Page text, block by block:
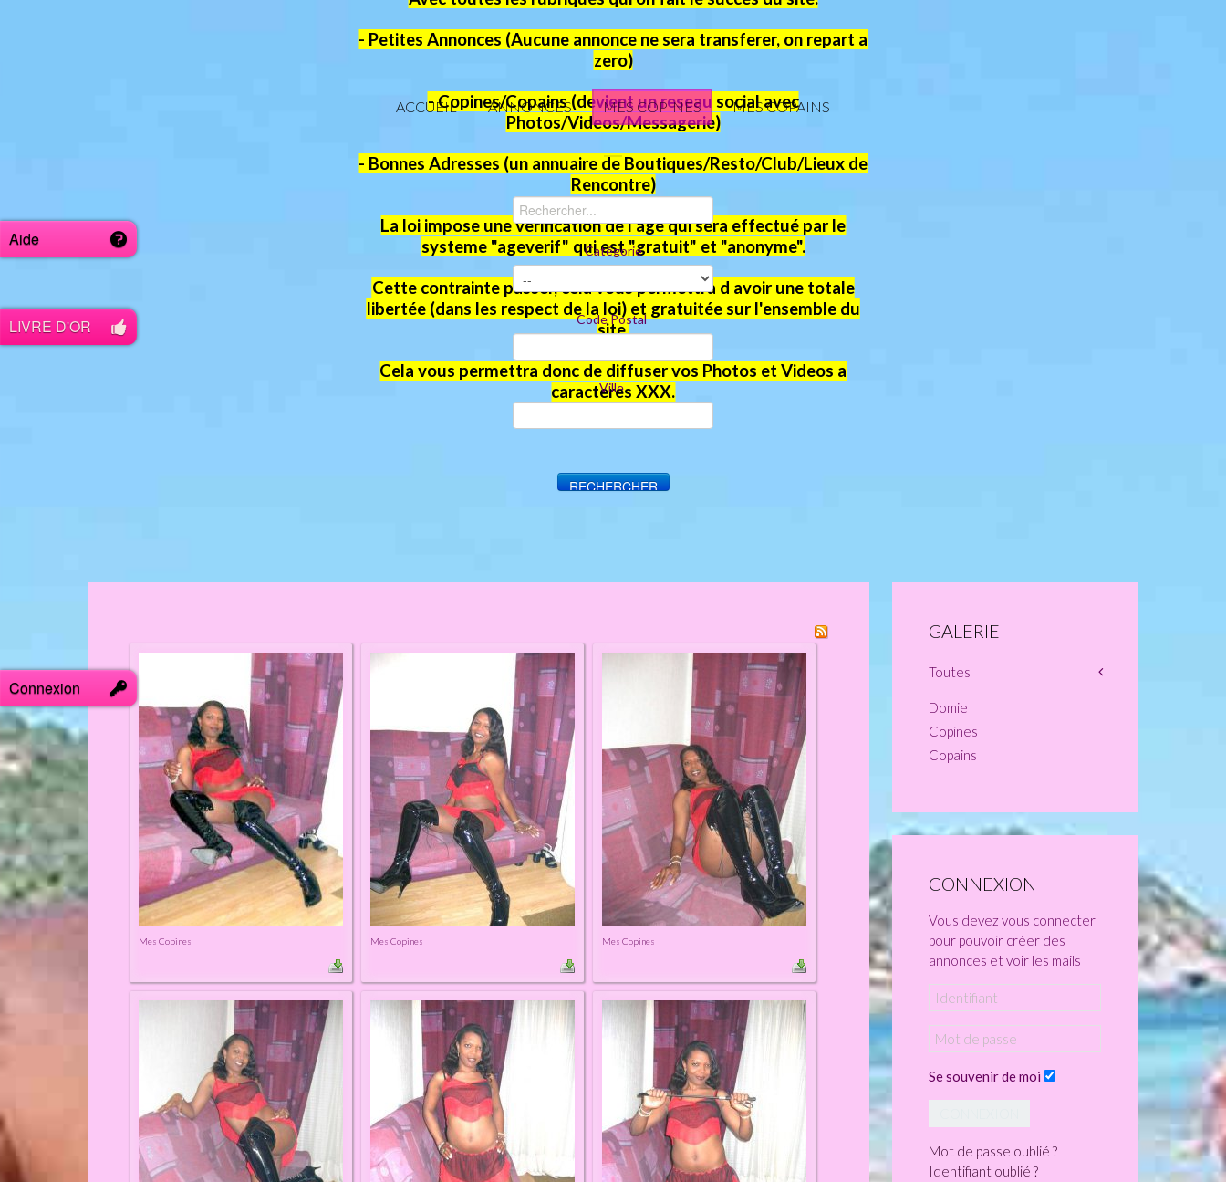
- Petites Annonces (Aucune annonce ne sera transferer, on repart a
zero)
- Copines/Copains (devient un reseau social avec
Photos/Videos/Messagerie)
- Bonnes Adresses (un annuaire de Boutiques/Resto/Club/Lieux de
Rencontre)
La loi impose une verification de l'age qui sera effectué par le
systeme "ageverif" qui est "gratuit" et "anonyme".
Cette contrainte passer, cela vous permettra d avoir une totale
libertée (dans les respect de la loi) et gratuitée sur l'ensemble du
site.
Cela vous permettra donc de diffuser vos Photos et Videos a
caracteres XXX.
ACCUEIL ANNONCES MES COPINES MES COPAINS
Catégorie
Code Postal
Ville
Mes Copines Mes Copines Mes Copines
GALERIE
Toutes
Domie
Copines
Copains
CONNEXION
Vous devez vous connecter
pour pouvoir créer des
annonces et voir les mails
Se souvenir de moi
Mot de passe oublié ?
Identifiant oublié ?
Connexion
LIVRE D'OR
Aide